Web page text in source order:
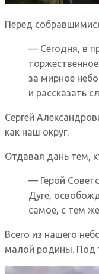
Перед
— Сегодня, в
за мирное
и рассказать
Сергей
как наш округ.
Отдавая дань тем,
— Герой
Дуге,
самое, с тем
Всего из нашего
малой родины. Под